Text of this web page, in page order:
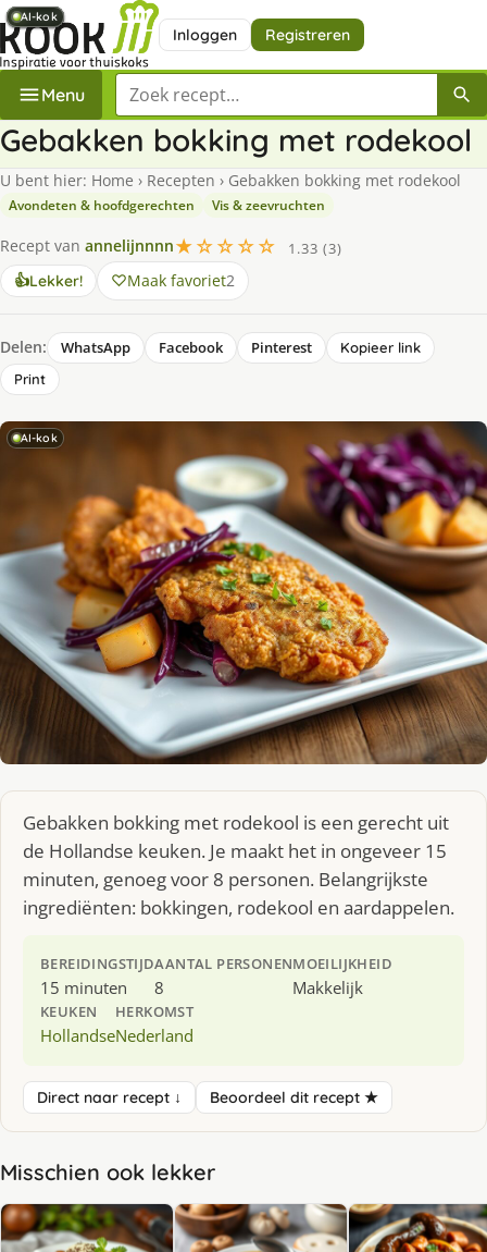
Inloggen Registreren
Menu Zoek een recept
Gebakken bokking met rodekool
U bent hier: Home › Recepten › Gebakken bokking met rodekool
Avondeten & hoofdgerechten Vis & zeevruchten
Recept van annelijnnnn★☆☆☆☆
1.33 (3)
👍Lekker! Maak favoriet2
Delen: WhatsApp Facebook Pinterest
Kopieer link
Print
AI-kok
Gebakken bokking met rodekool is een gerecht uit
de Hollandse keuken. Je maakt het in ongeveer 15
minuten, genoeg voor 8 personen. Belangrijkste
ingrediënten: bokkingen, rodekool en aardappelen.
BEREIDINGSTIJD
15 minuten
AANTAL PERSONEN
8
MOEILIJKHEID
Makkelijk
KEUKEN
Hollandse
HERKOMST
Nederland
Direct naar recept ↓ Beoordeel dit recept ★
Misschien ook lekker
AI-kok
AI-kok
AI-kok
AI-kok
AI-kok
AI-kok
AI-kok
AI-kok